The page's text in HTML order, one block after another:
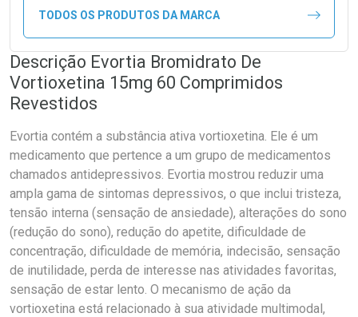
TODOS OS PRODUTOS DA MARCA
Descrição Evortia Bromidrato De
Vortioxetina 15mg 60 Comprimidos
Revestidos
Evortia contém a substância ativa vortioxetina. Ele é um
medicamento que pertence a um grupo de medicamentos
chamados antidepressivos. Evortia mostrou reduzir uma
ampla gama de sintomas depressivos, o que inclui tristeza,
tensão interna (sensação de ansiedade), alterações do sono
(redução do sono), redução do apetite, dificuldade de
concentração, dificuldade de memória, indecisão, sensação
de inutilidade, perda de interesse nas atividades favoritas,
sensação de estar lento. O mecanismo de ação da
vortioxetina está relacionado à sua atividade multimodal,